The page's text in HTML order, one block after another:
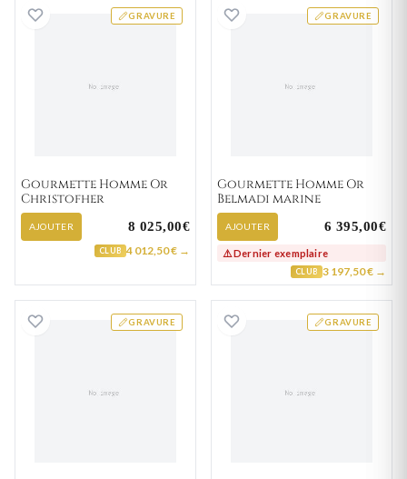
GRAVURE
Gourmette Homme Or Christofher
Gourmette Homme Or
Christofher
AJOUTER 8 025,00€
CLUB 4 012,50 € →
GRAVURE
Gourmette
Gourmette Homme Or
Belmadi marine
AJOUTER 6 395,00€
⚠️ Dernier exemplaire
CLUB 3 197,50 € →
GRAVURE
Gourmette Homme Or Abdennaceur marine
GRAVURE
Gourmette